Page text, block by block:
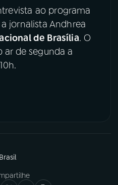
ao programa
jornalista Andhrea
de Brasília. O
ar de segunda a